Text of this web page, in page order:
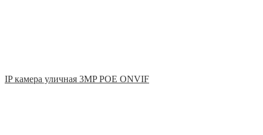
IP камера уличная 3MP POE ONVIF